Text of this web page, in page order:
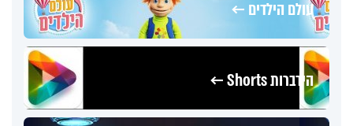
עולם הילדים ←
הידברות Shorts ←